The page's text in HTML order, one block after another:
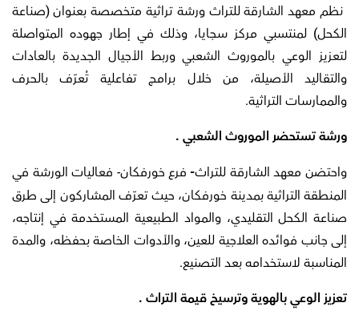
نظم معهد الشارقة للتراث ورشة تراثية متخصصة بعنوان (صناعة
الكحل) لمنتسبي مركز سجايا، وذلك في إطار جهوده المتواصلة
لتعزيز الوعي بالموروث الشعبي وربط الأجيال الجديدة بالعادات
والتقاليد الأصيلة، من خلال برامج تفاعلية تُعرّف بالحرف
والممارسات التراثية.
ورشة تستحضر الموروث الشعبي .
واحتضن معهد الشارقة للتراث- فرع خورفكان- فعاليات الورشة في
المنطقة التراثية بمدينة خورفكان، حيث تعرّف المشاركون إلى طرق
صناعة الكحل التقليدي، والمواد الطبيعية المستخدمة في إنتاجه،
إلى جانب فوائده العلاجية للعين، والأدوات الخاصة بحفظه، والمدة
المناسبة لاستخدامه بعد التصنيع.
تعزيز الوعي بالهوية وترسيخ قيمة التراث .